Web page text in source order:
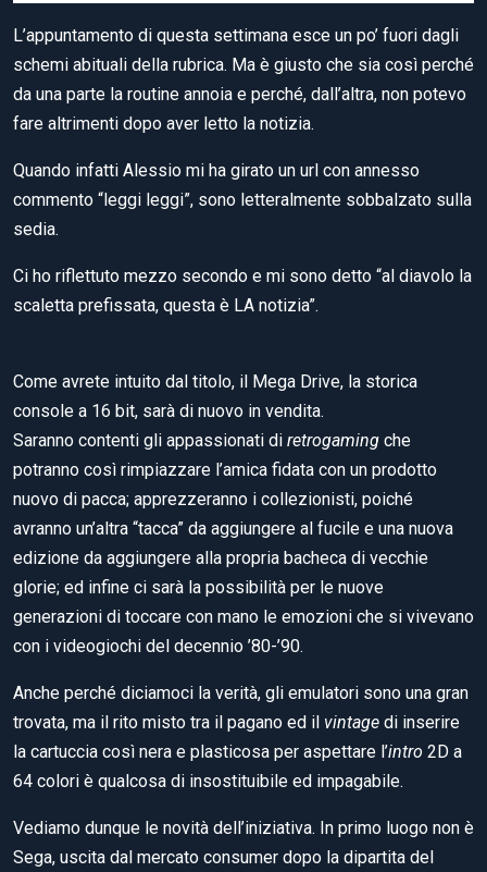
L’appuntamento di questa settimana esce un po’ fuori dagli
schemi abituali della rubrica. Ma è giusto che sia così perché
da una parte la routine annoia e perché, dall’altra, non potevo
fare altrimenti dopo aver letto la notizia.
Quando infatti Alessio mi ha girato un url con annesso
commento “leggi leggi”, sono letteralmente sobbalzato sulla
sedia.
Ci ho riflettuto mezzo secondo e mi sono detto “al diavolo la
scaletta prefissata, questa è LA notizia”.
Come avrete intuito dal titolo, il Mega Drive, la storica
console a 16 bit, sarà di nuovo in vendita.
Saranno contenti gli appassionati di retrogaming che
potranno così rimpiazzare l’amica fidata con un prodotto
nuovo di pacca; apprezzeranno i collezionisti, poiché
avranno un’altra “tacca” da aggiungere al fucile e una nuova
edizione da aggiungere alla propria bacheca di vecchie
glorie; ed infine ci sarà la possibilità per le nuove
generazioni di toccare con mano le emozioni che si vivevano
con i videogiochi del decennio ’80-’90.
Anche perché diciamoci la verità, gli emulatori sono una gran
trovata, ma il rito misto tra il pagano ed il vintage di inserire
la cartuccia così nera e plasticosa per aspettare l’intro 2D a
64 colori è qualcosa di insostituibile ed impagabile.
Vediamo dunque le novità dell’iniziativa. In primo luogo non è
Sega, uscita dal mercato consumer dopo la dipartita del